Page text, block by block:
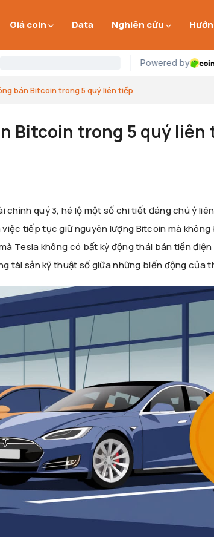
Giá coin Data Nghiên cứu
bán Bitcoin trong 5 quý liên tiếp
Bitcoin trong 5 quý liên
chính quý 3, hé lộ một số chi tiết đáng chú ý
tiếp tục giữ nguyên lượng Bitcoin mà không
Tesla không có bất kỳ động thái bán tiền
tài sản kỹ thuật số giữa những biến động của